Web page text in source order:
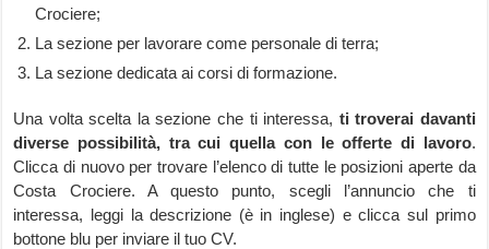
Crociere;
La sezione per lavorare come personale di terra;
La sezione dedicata ai corsi di formazione.
Una volta scelta la sezione che ti interessa, ti troverai davanti
diverse possibilità, tra cui quella con le offerte di lavoro.
Clicca di nuovo per trovare l’elenco di tutte le posizioni aperte da
Costa Crociere. A questo punto, scegli l’annuncio che ti
interessa, leggi la descrizione (è in inglese) e clicca sul primo
bottone blu per inviare il tuo CV.